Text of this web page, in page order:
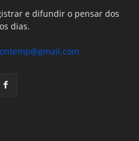
e difundir o pensar dos
dias.